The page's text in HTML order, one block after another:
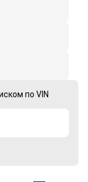
по VIN